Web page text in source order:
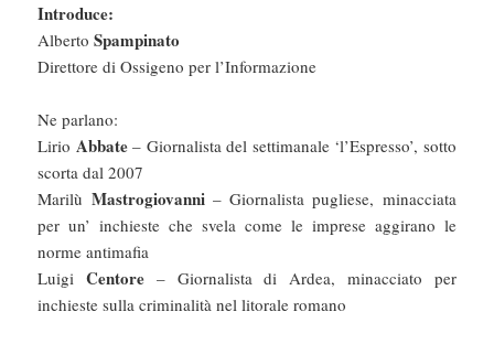
Introduce:
AlbertoSpampinato
Direttore di Ossigeno per l’Informazione
Ne parlano:
Lirio Abbate– Giornalista del settimanale ‘l’Espresso’, sotto
scorta dal 2007
Marilù Mastrogiovanni– Giornalista pugliese, minacciata
per un’ inchieste che svela come le imprese aggirano le
norme antimafia
LuigiCentore – Giornalista di Ardea, minacciato per
inchieste sulla criminalità nel litorale romano